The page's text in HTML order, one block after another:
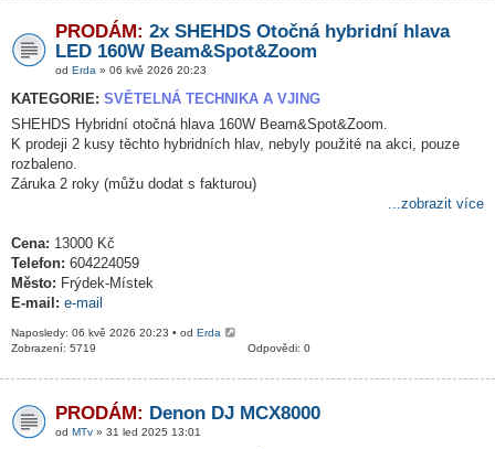
PRODÁM: 2x SHEHDS Otočná hybridní hlava
LED 160W Beam&Spot&Zoom
od Erda » 06 kvě 2026 20:23
KATEGORIE: SVĚTELNÁ TECHNIKA A VJING
SHEHDS Hybridní otočná hlava 160W Beam&Spot&Zoom.
K prodeji 2 kusy těchto hybridních hlav, nebyly použité na akci, pouze
rozbaleno.
Záruka 2 roky (můžu dodat s fakturou)
...zobrazit více
Cena: 13000 Kč
Telefon: 604224059
Město: Frýdek-Místek
E-mail: e-mail
Naposledy: 06 kvě 2026 20:23 • od Erda
Odpovědi: 0
Zobrazení: 5719
PRODÁM: Denon DJ MCX8000
od MTv » 31 led 2025 13:01